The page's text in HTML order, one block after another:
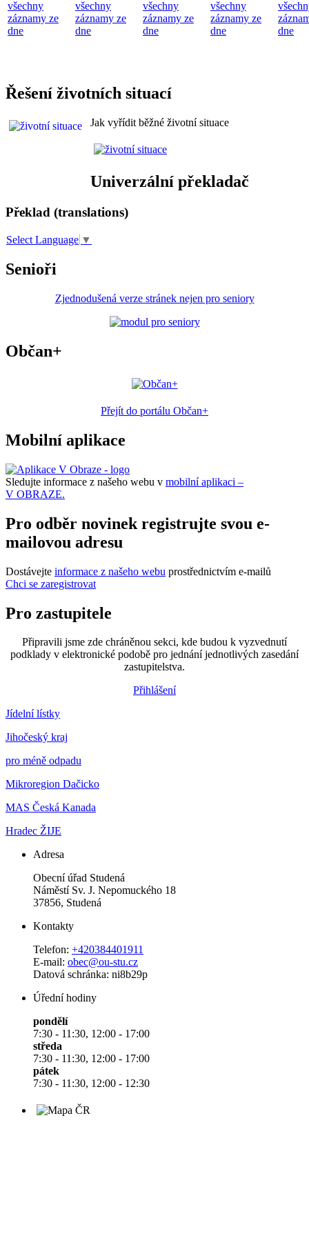
všechny
záznamy ze
dne
všechny
záznamy ze
dne
všechny
záznamy ze
dne
všechny
záznamy ze
dne
dne
Řešení životních situací
Jak vyřídit běžné životní situace
Univerzální překladač
Překlad (translations)
Select Language ▼
Senioři
Zjednodušená verze stránek nejen pro seniory
Občan+
Přejít do portálu Občan+
Mobilní aplikace
Sledujte informace z našeho webu v mobilní aplikaci –
V OBRAZE.
Pro odběr novinek registrujte svou e-
mailovou adresu
Dostávejte informace z našeho webu prostřednictvím e-mailů
Chci se zaregistrovat
Pro zastupitele
Připravili jsme zde chráněnou sekci, kde budou k vyzvednutí
podklady v elektronické podobě pro jednání jednotlivých zasedání
zastupitelstva.
Přihlášení
Jídelní lístky
Jihočeský kraj
pro méně odpadu
Mikroregion Dačicko
MAS Česká Kanada
Hradec ŽIJE
Adresa
Obecní úřad Studená
Náměstí Sv. J. Nepomuckého 18
37856, Studená
Kontakty
Telefon: +420384401911
E-mail: obec@ou-stu.cz
Datová schránka: ni8b29p
Úřední hodiny
pondělí
7:30 - 11:30, 12:00 - 17:00
středa
7:30 - 11:30, 12:00 - 17:00
pátek
7:30 - 11:30, 12:00 - 12:30